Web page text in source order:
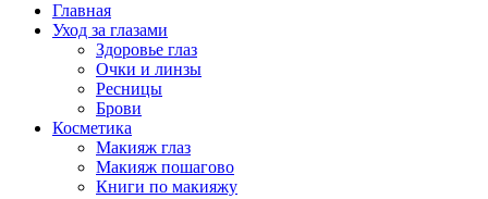
Главная
Уход за глазами
Здоровье глаз
Очки и линзы
Ресницы
Брови
Косметика
Макияж глаз
Макияж пошагово
Книги по макияжу